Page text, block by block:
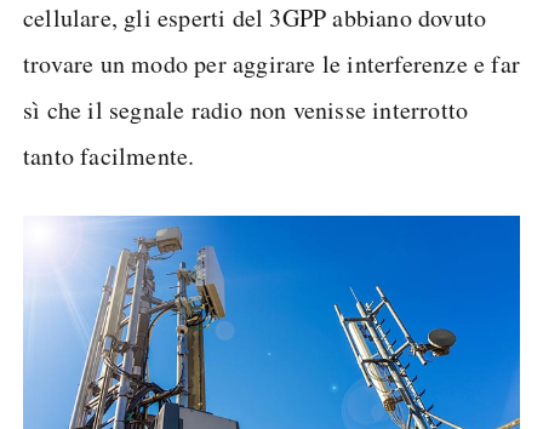
cellulare, gli esperti del 3GPP abbiano dovuto
trovare un modo per aggirare le interferenze e far
sì che il segnale radio non venisse interrotto
tanto facilmente.